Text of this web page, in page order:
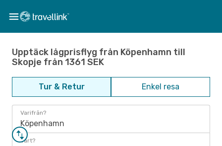
Upptäck lågprisflyg från Köpenhamn till
Skopje från 1361 SEK
Tur & Retur Enkel resa
Varifrån?
Köpenhamn
Vart?